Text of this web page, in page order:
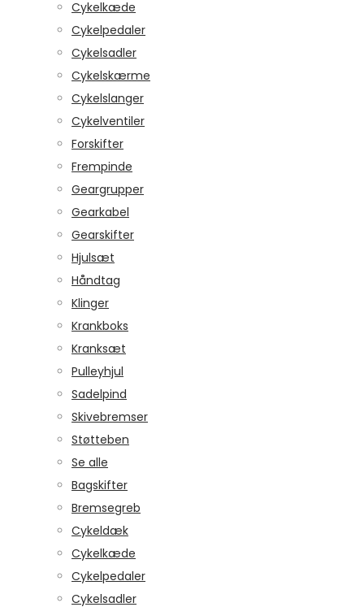
Cykelkæde
Cykelpedaler
Cykelsadler
Cykelskærme
Cykelslanger
Cykelventiler
Forskifter
Frempinde
Geargrupper
Gearkabel
Gearskifter
Hjulsæt
Håndtag
Klinger
Krankboks
Kranksæt
Pulleyhjul
Sadelpind
Skivebremser
Støtteben
Se alle
Bagskifter
Bremsegreb
Cykeldæk
Cykelkæde
Cykelpedaler
Cykelsadler